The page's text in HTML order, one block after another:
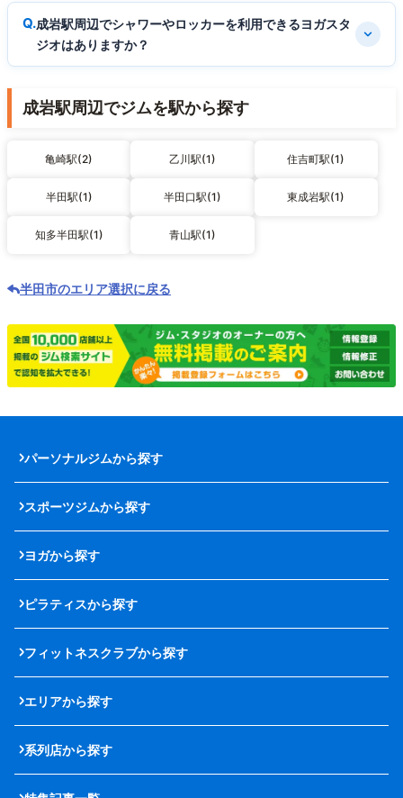
成岩駅周辺でシャワーやロッカーを利用できるヨガスタ
ジオはありますか？
成岩駅周辺でジムを駅から探す
亀崎駅(2) 乙川駅(1) 住吉町駅(1)
半田駅(1) 半田口駅(1) 東成岩駅(1)
知多半田駅(1) 青山駅(1)
半田市のエリア選択に戻る
パーソナルジムから探す
スポーツジムから探す
ヨガから探す
ピラティスから探す
フィットネスクラブから探す
エリアから探す
系列店から探す